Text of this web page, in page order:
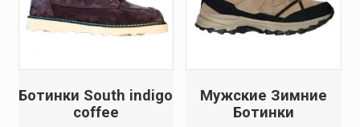
Ботинки South indigo
coffee
Мужские Зимние
Ботинки